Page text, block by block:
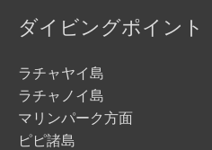
ダイビングポイント
ラチャヤイ島
ラチャノイ島
マリンパーク方面
ピピ諸島